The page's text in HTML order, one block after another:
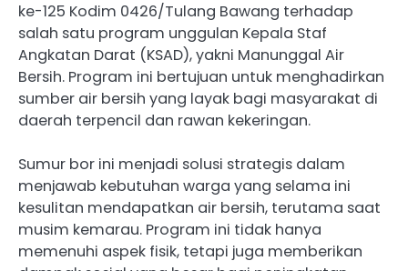
ke-125 Kodim 0426/Tulang Bawang terhadap
salah satu program unggulan Kepala Staf
Angkatan Darat (KSAD), yakni Manunggal Air
Bersih. Program ini bertujuan untuk menghadirkan
sumber air bersih yang layak bagi masyarakat di
daerah terpencil dan rawan kekeringan.
Sumur bor ini menjadi solusi strategis dalam
menjawab kebutuhan warga yang selama ini
kesulitan mendapatkan air bersih, terutama saat
musim kemarau. Program ini tidak hanya
memenuhi aspek fisik, tetapi juga memberikan